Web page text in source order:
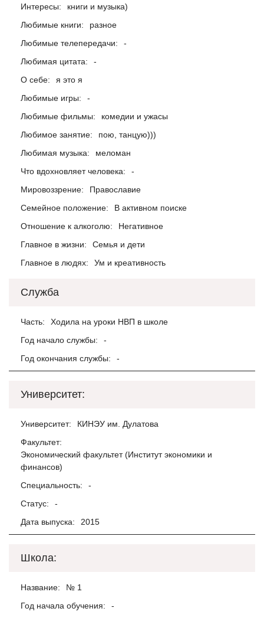
Интересы:
книги и музыка)
Любимые книги:
разное
Любимые телепередачи:
-
Любимая цитата:
-
О себе:
я это я
Любимые игры:
-
Любимые фильмы:
комедии и ужасы
Любимое занятие:
пою, танцую)))
Любимая музыка:
меломан
Что вдохновляет человека:
-
Мировоззрение:
Православие
Семейное положение:
В активном поиске
Отношение к алкоголю:
Негативное
Главное в жизни:
Семья и дети
Главное в людях:
Ум и креативность
Служба
Часть:
Ходила на уроки НВП в школе
Год начало службы:
-
Год окончания службы:
-
Университет:
Университет:
КИНЭУ им. Дулатова
Факультет:
Экономический факультет (Институт экономики и
финансов)
Специальность:
-
Статус:
-
Дата выпуска:
2015
Школа:
Название:
№ 1
Год начала обучения:
-